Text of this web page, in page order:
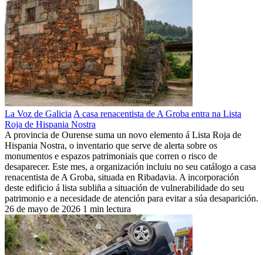
La Voz de Galicia A casa renacentista de A Groba entra na Lista
Roja de Hispania Nostra
A provincia de Ourense suma un novo elemento á Lista Roja de
Hispania Nostra, o inventario que serve de alerta sobre os
monumentos e espazos patrimoniais que corren o risco de
desaparecer. Este mes, a organización incluiu no seu catálogo a casa
renacentista de A Groba, situada en Ribadavia. A incorporación
deste edificio á lista subliña a situación de vulnerabilidade do seu
patrimonio e a necesidade de atención para evitar a súa desaparición.
26 de mayo de 2026 1 min lectura